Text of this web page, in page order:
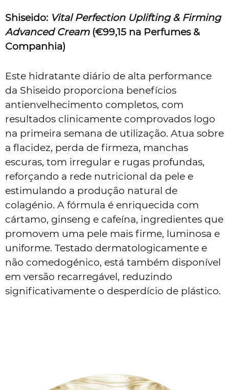
Shiseido: Vital Perfection Uplifting & Firming
Advanced Cream(€99,15 na Perfumes &
Companhia)
Este hidratante diário de alta performance
da Shiseido proporciona benefícios
antienvelhecimento completos, com
resultados clinicamente comprovados logo
na primeira semana de utilização. Atua sobre
a flacidez, perda de firmeza, manchas
escuras, tom irregular e rugas profundas,
reforçando a rede nutricional da pele e
estimulando a produção natural de
colagénio. A fórmula é enriquecida com
cártamo, ginseng e cafeína, ingredientes que
promovem uma pele mais firme, luminosa e
uniforme. Testado dermatologicamente e
não comedogénico, está também disponível
em versão recarregável, reduzindo
significativamente o desperdício de plástico.